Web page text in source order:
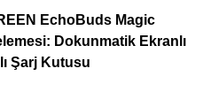
EchoBuds Magic
Dokunmatik Ekranlı
Şarj Kutusu